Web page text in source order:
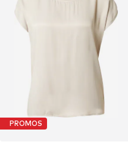
PROMOS